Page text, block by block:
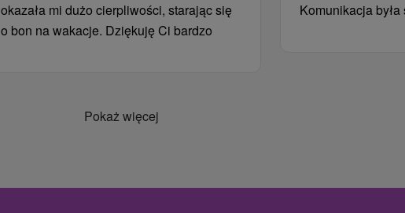
okazała mi dużo cierpliwości, starając się
o bon na wakacje. Dziękuję Ci bardzo
Komunikacja
Pokaż więcej